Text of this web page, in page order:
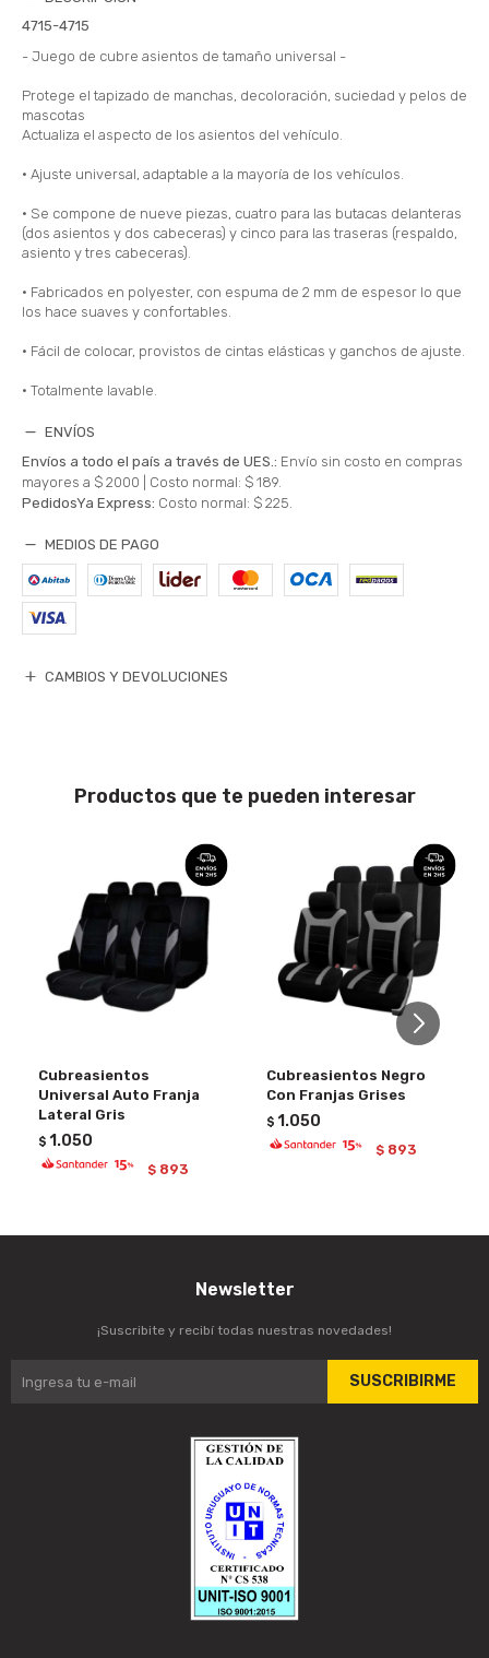
4715-4715
- Juego de cubre asientos de tamaño universal -
Protege el tapizado de manchas, decoloración, suciedad y pelos de
mascotas
Actualiza el aspecto de los asientos del vehículo.
• Ajuste universal, adaptable a la mayoría de los vehículos.
• Se compone de nueve piezas, cuatro para las butacas delanteras
(dos asientos y dos cabeceras) y cinco para las traseras (respaldo,
asiento y tres cabeceras).
• Fabricados en polyester, con espuma de 2 mm de espesor lo que
los hace suaves y confortables.
• Fácil de colocar, provistos de cintas elásticas y ganchos de ajuste.
• Totalmente lavable.
ENVÍOS
Envíos a todo el país a través de UES.: Envío sin costo en compras
mayores a $ 2000 | Costo normal: $ 189.
PedidosYa Express: Costo normal: $ 225.
MEDIOS DE PAGO
CAMBIOS Y DEVOLUCIONES
Productos que te pueden interesar
Cubreasientos
Universal Auto Franja
Lateral Gris
$ 1.050
$ 893
Cubreasientos Negro
Con Franjas Grises
$ 1.050
$ 893
Newsletter
¡Suscribite y recibí todas nuestras novedades!
SUSCRIBIRME